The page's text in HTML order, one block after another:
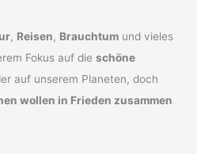
, Reisen, Brauchtum und vieles
Fokus auf dieschöne
auf unserem Planeten, doch
wollen in Frieden zusammen